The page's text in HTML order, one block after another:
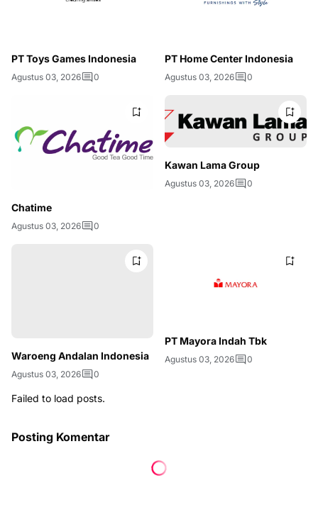
PT Toys Games Indonesia
Agustus 03, 2026 0
PT Home Center Indonesia
Agustus 03, 2026 0
Chatime
Agustus 03, 2026 0
Kawan Lama Group
Agustus 03, 2026 0
Waroeng Andalan Indonesia
Agustus 03, 2026 0
PT Mayora Indah Tbk
Agustus 03, 2026 0
Failed to load posts.
Posting Komentar